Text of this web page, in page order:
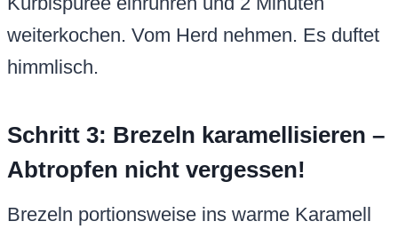
weiterkochen. Vom Herd nehmen. Es duftet
himmlisch.
Schritt 3: Brezeln karamellisieren –
Abtropfen nicht vergessen!
Brezeln portionsweise ins warme Karamell